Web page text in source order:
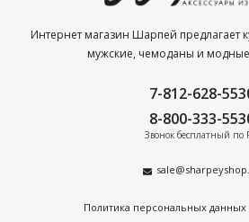
Интернет магазин Шарпей предлагает
мужские, чемоданы и модные
7-812-628-
8-800-333-
Звонок бесплатный по
Политика персональных данных